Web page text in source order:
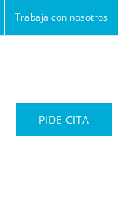
Trabaja con nosotros
PIDE CITA